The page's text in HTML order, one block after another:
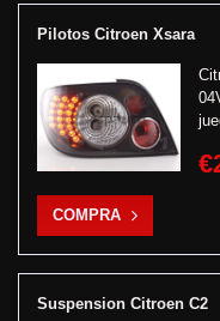
Pilotos Citroen Xsara
COMPRA
Suspension Citroen C2